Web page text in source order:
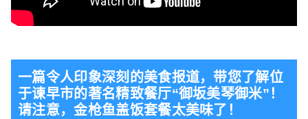
一篇令人印象深刻的美食报道，带您了解位
于谏早市的著名精致餐厅“御坂美琴御米”！
请注意，金枪鱼盖饭套餐太美味了！